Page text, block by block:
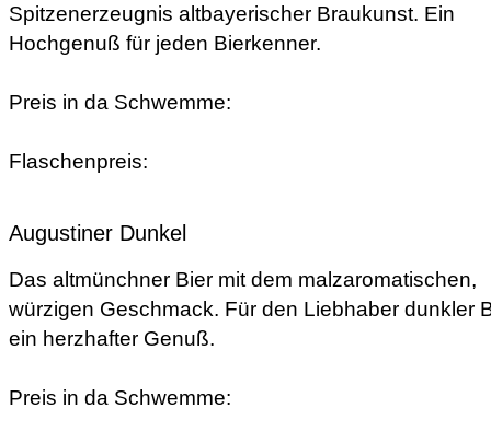
Spitzenerzeugnis altbayerischer Braukunst. Ein
Hochgenuß für jeden Bierkenner.
Preis in da Schwemme:
Flaschenpreis:
Augustiner Dunkel
Das altmünchner Bier mit dem malzaromatischen,
würzigen Geschmack. Für den Liebhaber dunkler
ein herzhafter Genuß.
Preis in da Schwemme: